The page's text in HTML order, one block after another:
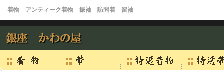
着物 アンティーク着物 振袖 訪問着 留袖